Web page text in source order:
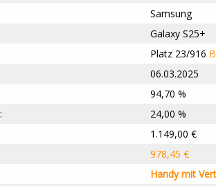
Samsung
Galaxy S25+
Platz 23/916
06.03.2025
94,70 %
24,00 %
1.149,00 €
978,45 €
Handy mit